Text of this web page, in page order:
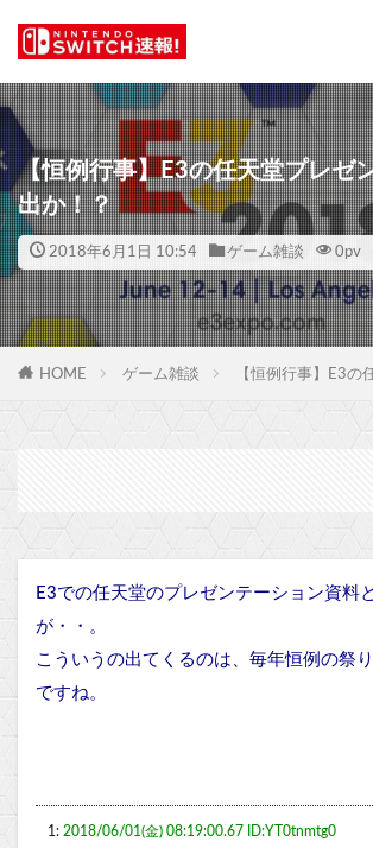
【恒例行事】E3の任天堂プレゼ
出か！？
2018年6月1日 10:54 ゲーム雑談 0pv
HOME ゲーム雑談 【恒例行事】E3の
E3での任天堂のプレゼンテーション資料
が・・。
こういうの出てくるのは、毎年恒例の祭
ですね。
1: 2018/06/01(金) 08:19:00.67 ID:YT0tnmtg0